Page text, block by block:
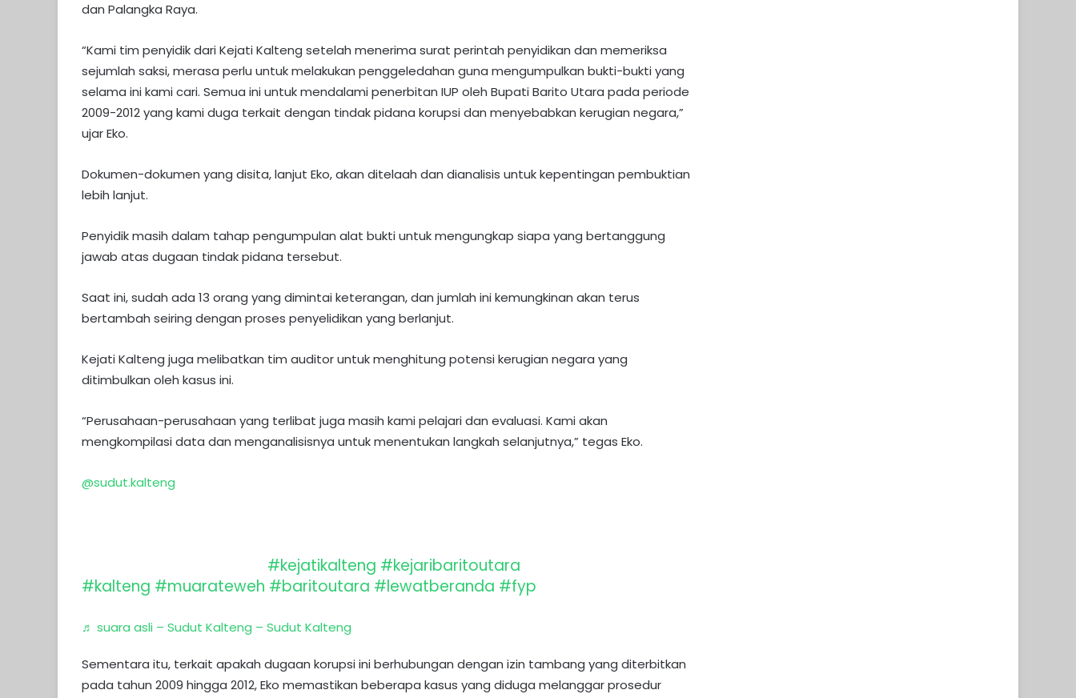
dan Palangka Raya.
“Kami tim penyidik dari Kejati Kalteng setelah menerima surat perintah penyidikan dan memeriksa
sejumlah saksi, merasa perlu untuk melakukan penggeledahan guna mengumpulkan bukti-bukti yang
selama ini kami cari. Semua ini untuk mendalami penerbitan IUP oleh Bupati Barito Utara pada periode
2009-2012 yang kami duga terkait dengan tindak pidana korupsi dan menyebabkan kerugian negara,”
ujar Eko.
Dokumen-dokumen yang disita, lanjut Eko, akan ditelaah dan dianalisis untuk kepentingan pembuktian
lebih lanjut.
Penyidik masih dalam tahap pengumpulan alat bukti untuk mengungkap siapa yang bertanggung
jawab atas dugaan tindak pidana tersebut.
Saat ini, sudah ada 13 orang yang dimintai keterangan, dan jumlah ini kemungkinan akan terus
bertambah seiring dengan proses penyelidikan yang berlanjut.
Kejati Kalteng juga melibatkan tim auditor untuk menghitung potensi kerugian negara yang
ditimbulkan oleh kasus ini.
“Perusahaan-perusahaan yang terlibat juga masih kami pelajari dan evaluasi. Kami akan
mengkompilasi data dan menganalisisnya untuk menentukan langkah selanjutnya,” tegas Eko.
@sudut.kalteng
#kejatikalteng #kejaribaritoutara
#kalteng #muarateweh #baritoutara #lewatberanda #fyp
♬ suara asli – Sudut Kalteng – Sudut Kalteng
Sementara itu, terkait apakah dugaan korupsi ini berhubungan dengan izin tambang yang diterbitkan
pada tahun 2009 hingga 2012, Eko memastikan beberapa kasus yang diduga melanggar prosedur
PT MPG Bagikan Seragam dan Tas